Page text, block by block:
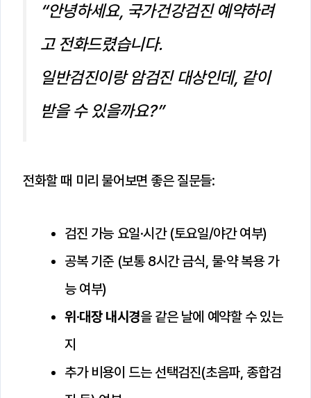
“안녕하세요, 국가건강검진 예약하려
고 전화드렸습니다.
일반검진이랑 암검진 대상인데, 같이
받을 수 있을까요?”
전화할 때 미리 물어보면 좋은 질문들:
검진 가능 요일·시간 (토요일/야간 여부)
공복 기준 (보통 8시간 금식, 물·약 복용 가
능 여부)
위·대장 내시경을 같은 날에 예약할 수 있는
지
추가 비용이 드는 선택검진(초음파, 종합검